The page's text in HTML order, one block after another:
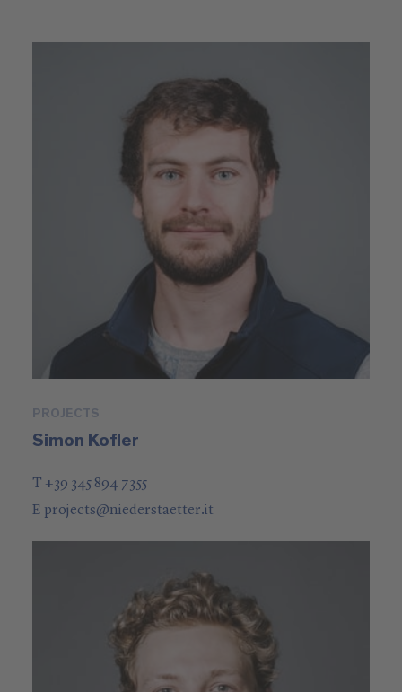
PROJECTS
Simon Kofler
T +39 345 894 7355
E projects@niederstaetter.it